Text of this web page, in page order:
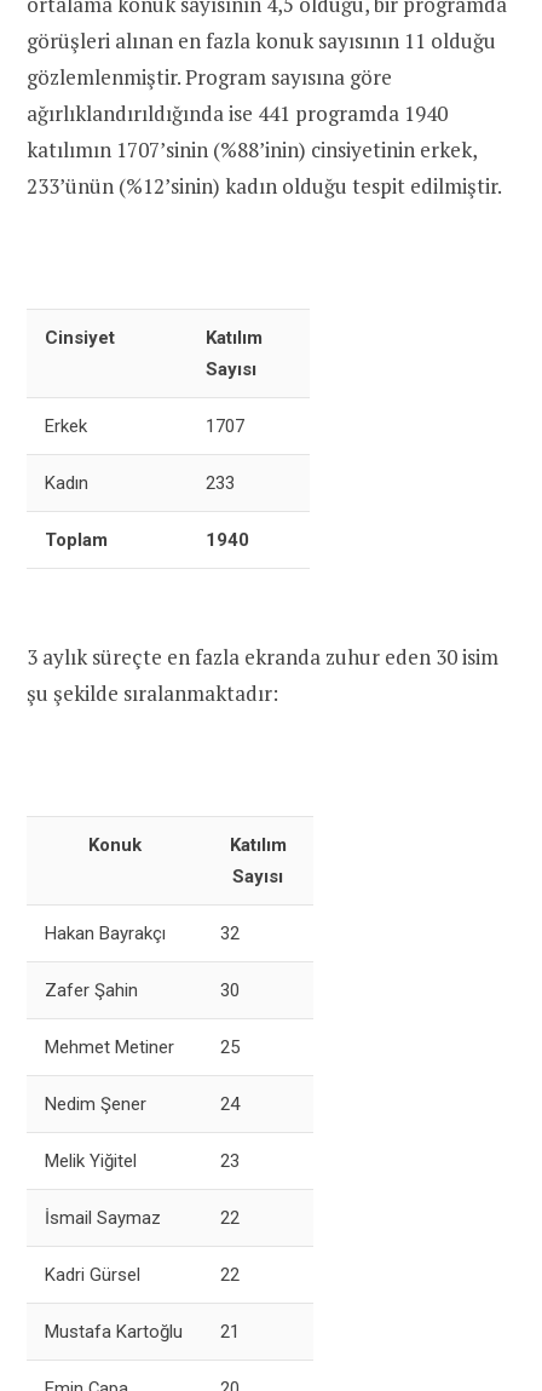
görüşleri alınan en fazla konuk sayısının 11 olduğu
gözlemlenmiştir. Program sayısına göre
ağırlıklandırıldığında ise 441 programda 1940
katılımın 1707’sinin (%88’inin) cinsiyetinin erkek,
233’ünün (%12’sinin) kadın olduğu tespit edilmiştir.
Cinsiyet
Katılım
Sayısı
Erkek 1707
Kadın 233
Toplam 1940
3 aylık süreçte en fazla ekranda zuhur eden 30 isim
şu şekilde sıralanmaktadır:
Konuk
Katılım
Sayısı
Hakan Bayrakçı 32
Zafer Şahin 30
Mehmet Metiner 25
Nedim Şener 24
Melik Yiğitel 23
İsmail Saymaz 22
Kadri Gürsel 22
Mustafa Kartoğlu 21